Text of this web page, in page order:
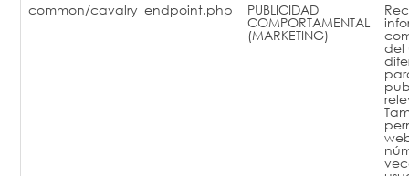
common/cavalry_endpoint.php
PUBLICIDAD
COMPORTAMENTAL
(MARKETING)
del